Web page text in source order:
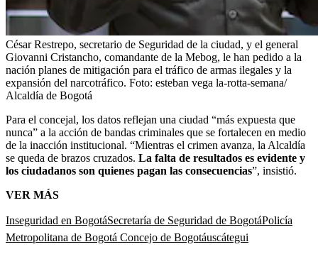
César Restrepo, secretario de Seguridad de la ciudad, y el general
Giovanni Cristancho, comandante de la Mebog, le han pedido a la
nación planes de mitigación para el tráfico de armas ilegales y la
expansión del narcotráfico. Foto: esteban vega la-rotta-semana/
Alcaldía de Bogotá
Para el concejal, los datos reflejan una ciudad “más expuesta que
nunca” a la acción de bandas criminales que se fortalecen en medio
de la inacción institucional. “Mientras el crimen avanza, la Alcaldía
se queda de brazos cruzados. La falta de resultados es evidente y
los ciudadanos son quienes pagan las consecuencias”, insistió.
VER MÁS
Inseguridad en BogotáSecretaría de Seguridad de BogotáPolicía
Metropolitana de Bogotá Concejo de Bogotáuscátegui